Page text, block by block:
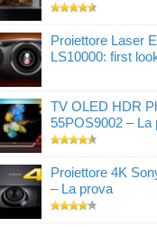
Proiettore Laser
LS10000: first
TV OLED HDR
55POS9002 – La
Proiettore 4K
– La prova